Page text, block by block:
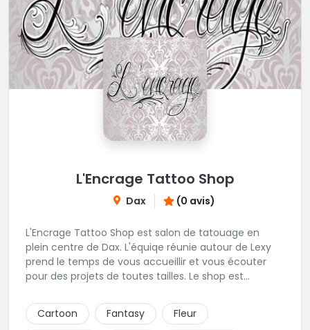
L'Encrage Tattoo Shop
Dax (0 avis)
L'Encrage Tattoo Shop est salon de tatouage en
plein centre de Dax. L'équiqe réunie autour de Lexy
prend le temps de vous accueillir et vous écouter
pour des projets de toutes tailles. Le shop est
Traits fins, Newschool, Couleur.
Cartoon Fantasy
Fleur